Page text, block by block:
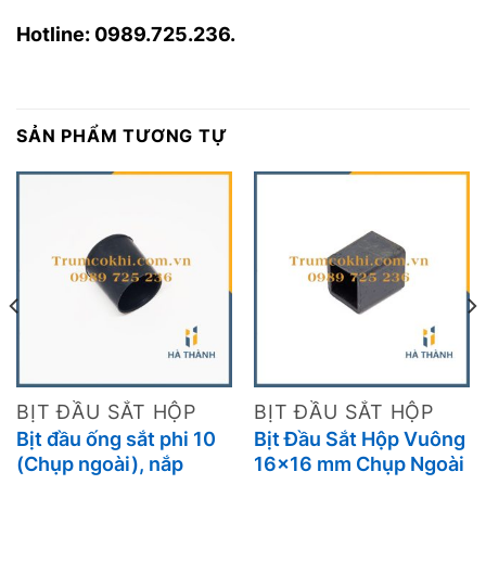
Hotline: 0989.725.236.
SẢN PHẨM TƯƠNG TỰ
BỊT ĐẦU SẮT HỘP
Bịt đầu ống sắt phi 10
(Chụp ngoài), nắp
BỊT ĐẦU SẮT HỘP
Bịt Đầu Sắt Hộp Vuông
16×16 mm Chụp Ngoài